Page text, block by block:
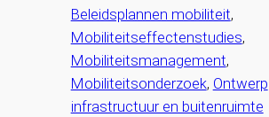
Beleidsplannen mobiliteit
Mobiliteitseffectenstudies
Mobiliteitsmanagement
Mobiliteitsonderzoek, Ontwerp
infrastructuur en buitenruimte